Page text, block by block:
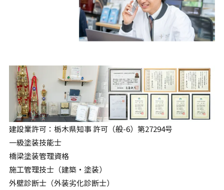
建設業許可：栃木県知事 許可（般-6）第27294号
一級塗装技能士
橋梁塗装管理資格
施工管理技士（建築・塗装）
外壁診断士（外装劣化診断士）